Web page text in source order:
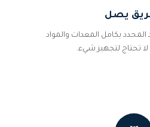
يصل
بكامل المعدات والمواد
تحتاج لتجهيز شيء.